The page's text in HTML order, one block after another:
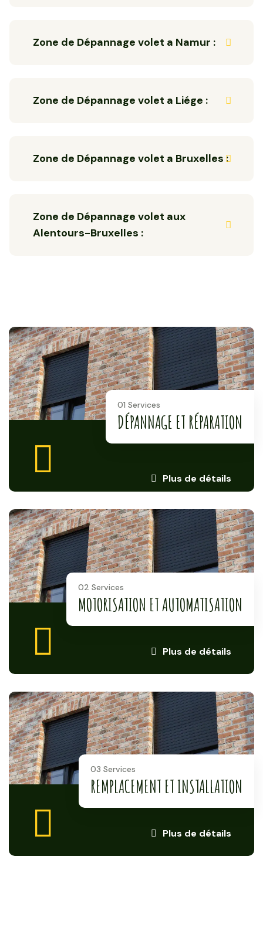
Zone de Dépannage volet a Namur :
Zone de Dépannage volet a Liége :
Zone de Dépannage volet a Bruxelles :
Zone de Dépannage volet aux
Alentours-Bruxelles :
Plus de détails
01 Services
DÉPANNAGE ET RÉPARATION
Plus de détails
02 Services
MOTORISATION ET AUTOMATISATION
Plus de détails
03 Services
REMPLACEMENT ET INSTALLATION